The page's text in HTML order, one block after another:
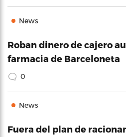
News
Roban dinero de cajero
farmacia de Barceloneta
0
News
Fuera del plan de